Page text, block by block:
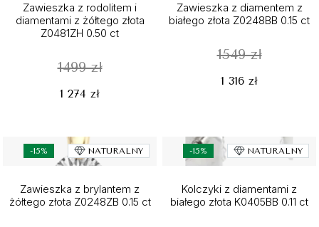
Zawieszka z rodolitem i
diamentami z żółtego złota
Z0481ZH 0.50 ct
1499 zł
1 274 zł
Zawieszka z diamentem z
białego złota Z0248BB 0.15 ct
1549 zł
1 316 zł
-15% NATURALNY
Zawieszka z brylantem z
żółtego złota Z0248ZB 0.15 ct
-15% NATURALNY
Kolczyki z diamentami z
białego złota K0405BB 0.11 ct